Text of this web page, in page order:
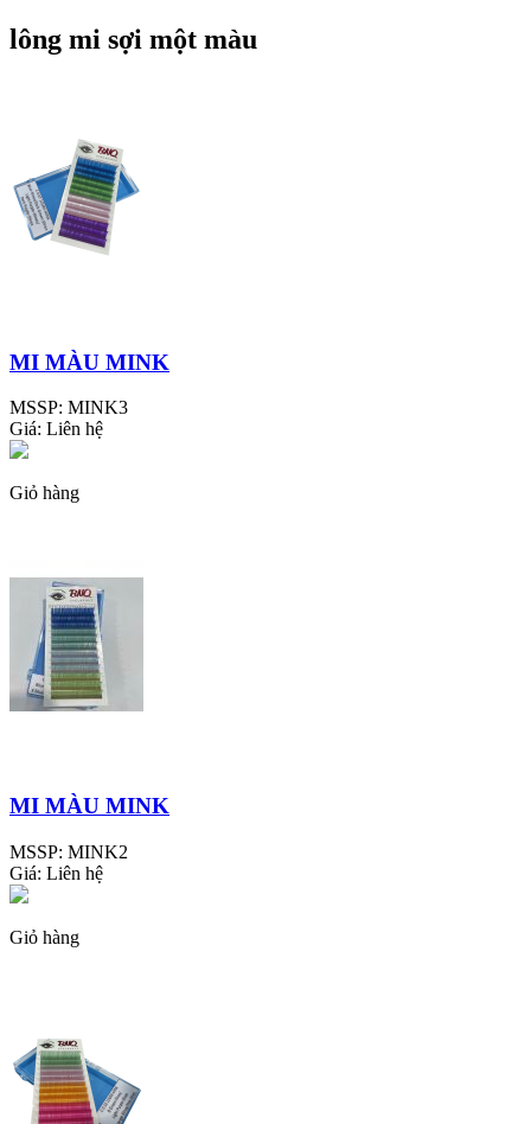
lông mi sợi một màu
MI MÀU MINK
MSSP: MINK3
Giá: Liên hệ
Giỏ hàng
MI MÀU MINK
MSSP: MINK2
Giá: Liên hệ
Giỏ hàng